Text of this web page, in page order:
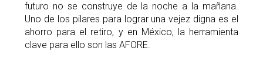
futuro no se construye de la noche a la mañana.
Uno de los pilares para lograr una vejez digna es el
ahorro para el retiro, y en México, la herramienta
clave para ello son las AFORE.